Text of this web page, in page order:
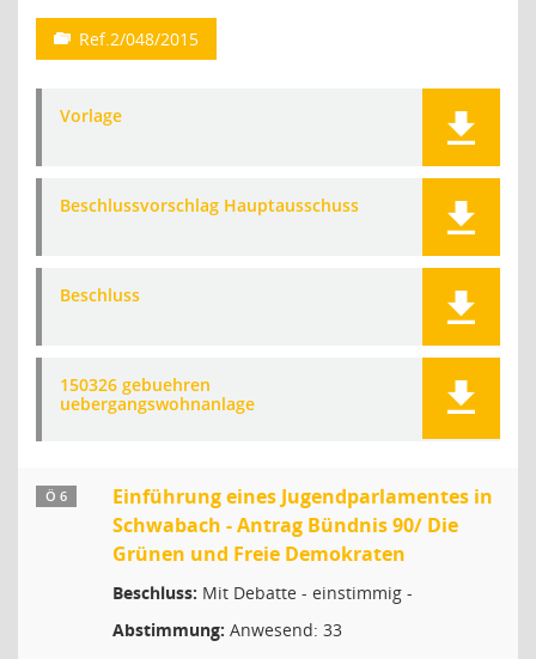
Ref.2/048/2015
Vorlage
Beschlussvorschlag Hauptausschuss
Beschluss
150326 gebuehren
uebergangswohnanlage
Ö 6
Einführung eines Jugendparlamentes in
Schwabach - Antrag Bündnis 90/ Die
Grünen und Freie Demokraten
Beschluss: Mit Debatte - einstimmig -
Abstimmung: Anwesend: 33